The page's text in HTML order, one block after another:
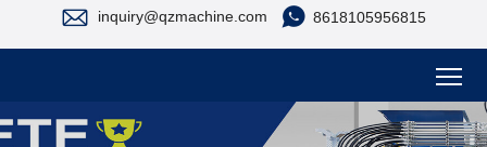
 inquiry@qzmachine.com  8618105956815